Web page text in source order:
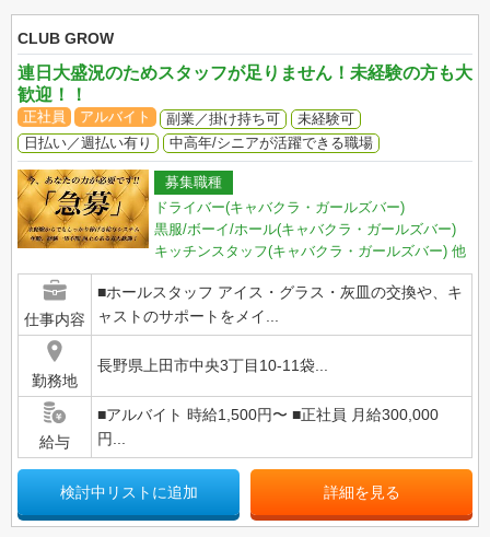
CLUB GROW
連日大盛況のためスタッフが足りません！未経験の方も大
歓迎！！
正社員 アルバイト 副業／掛け持ち可
未経験可
日払い／週払い有り
中高年/シニアが活躍できる職場
募集職種
ドライバー(キャバクラ・ガールズバー)
黒服/ボーイ/ホール(キャバクラ・ガールズバー)
キッチンスタッフ(キャバクラ・ガールズバー) 他
仕事内容
■ホールスタッフ アイス・グラス・灰皿の交換や、キ
ャストのサポートをメイ...
勤務地
長野県上田市中央3丁目10-11袋...
給与
■アルバイト 時給1,500円〜 ■正社員 月給300,000
円...
検討中リストに追加 詳細を見る